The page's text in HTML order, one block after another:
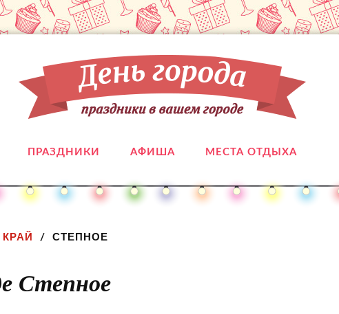
ПРАЗДНИКИ АФИША МЕСТА ОТДЫХА
СТЕПНОЕ
Степное